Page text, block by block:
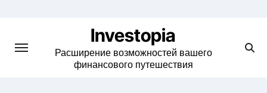
content
Investopia
Расширение возможностей вашего
финансового путешествия